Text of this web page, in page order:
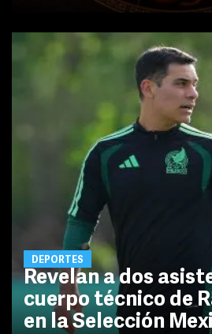
DEPORTES
Revelan a dos
cuerpo técnico de
en la Selección